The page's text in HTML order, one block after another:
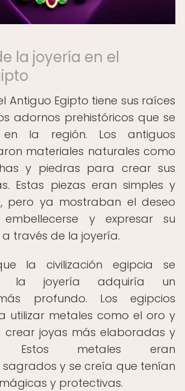
la joyería en el
Antiguo Egipto tiene sus raíces
adornos prehistóricos que se
en la región. Los antiguos
materiales naturales como
y piedras para crear sus
Estas piezas eran simples y
pero ya mostraban el deseo
y expresar su
través de la joyería.
la civilización egipcia se
la joyería adquiría un
profundo. Los egipcios
utilizar metales como el oro y
joyas más elaboradas y
Estos metales eran
y se creía que tenían
y protectivas.